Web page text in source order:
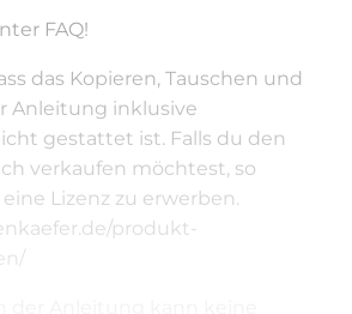
FAQ!
das Kopieren, Tauschen und
Anleitung inklusive
gestattet ist. Falls du den
verkaufen möchtest, so
Lizenz zu erwerben.
produkt-